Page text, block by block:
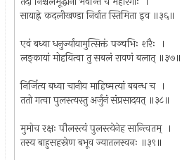
सायाह्ने कदलीखण्डा निर्वात स्तिमिता इव ॥३६॥
एवं बध्वा धनुर्ज्यायामुत्सिक्तं पञ्चभिः शरैः ।
लङ्कायां मोहयित्वा तु सबलं रावणं बलात् ॥३७॥
निर्जित्य बध्वा चानीय माहिष्मत्यां बबन्ध च ।
ततो गत्वा पुलस्त्यस्तु अर्जुनं संप्रसादयत् ॥३८॥
मुमोच रक्षः पौलस्त्यं पुलस्त्येनेह सान्त्वितम् ।
तस्य बाहुसहस्रेण बभूव ज्यातलस्वनः ॥३९॥